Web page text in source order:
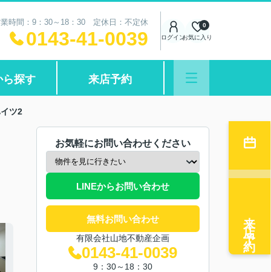
時間：9：30～18：30 定休日：不定休
0143-41-0039 ログインお気に入り
0
ら探す 来店予約
ツ2
お気軽にお問い合わせください
LINEからお問い合わせ
無料お問い合わせ
有限会社山地不動産企画
0143-41-0039
9：30～18：30
来店予約